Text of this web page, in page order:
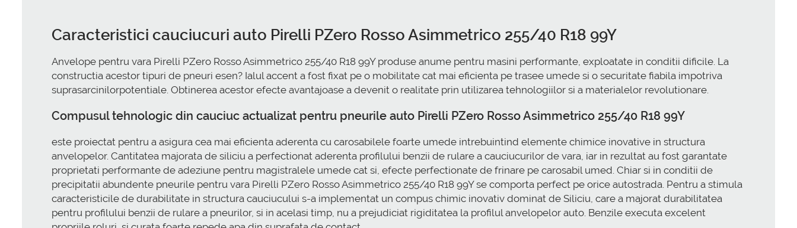
Caracteristici cauciucuri auto Pirelli PZero Rosso Asimmetrico 255/40 R18 99Y
Anvelope pentru vara Pirelli PZero Rosso Asimmetrico 255/40 R18 99Y produse anume pentru masini performante, exploatate in conditii dificile. La
constructia acestor tipuri de pneuri esen? Ialul accent a fost fixat pe o mobilitate cat mai eficienta pe trasee umede si o securitate fiabila impotriva
suprasarcinilorpotentiale. Obtinerea acestor efecte avantajoase a devenit o realitate prin utilizarea tehnologiilor si a materialelor revolutionare.
Compusul tehnologic din cauciuc actualizat pentru pneurile auto Pirelli PZero Rosso Asimmetrico 255/40 R18 99Y
este proiectat pentru a asigura cea mai eficienta aderenta cu carosabilele foarte umede intrebuintind elemente chimice inovative in structura
anvelopelor. Cantitatea majorata de siliciu a perfectionat aderenta profilului benzii de rulare a cauciucurilor de vara, iar in rezultat au fost garantate
proprietati performante de adeziune pentru magistralele umede cat si, efecte perfectionate de frinare pe carosabil umed. Chiar si in conditii de
precipitatii abundente pneurile pentru vara Pirelli PZero Rosso Asimmetrico 255/40 R18 99Y se comporta perfect pe orice autostrada. Pentru a stimula
caracteristicile de durabilitate in structura cauciucului s-a implementat un compus chimic inovativ dominat de Siliciu, care a majorat durabilitatea
pentru profilului benzii de rulare a pneurilor, si in acelasi timp, nu a prejudiciat rigiditatea la profilul anvelopelor auto. Benzile executa excelent